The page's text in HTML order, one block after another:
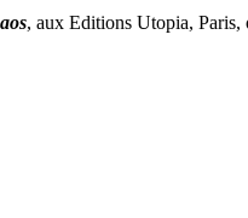
, aux Editions Utopia, Paris,